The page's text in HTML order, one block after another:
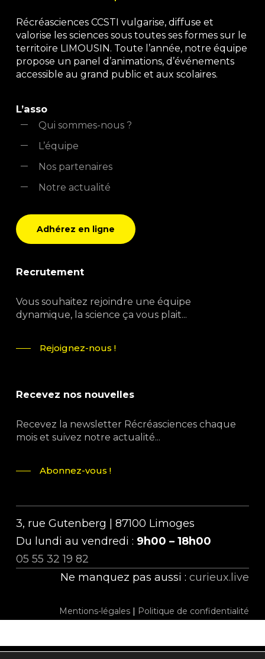
Récréasciences CCSTI vulgarise, diffuse et
valorise les sciences sous toutes ses formes sur le
territoire LIMOUSIN. Toute l’année, notre équipe
propose un panel d’animations, d’événements
accessible au grand public et aux scolaires.
L’asso
Qui sommes-nous ?
L’équipe
Nos partenaires
Notre actualité
Adhérez en ligne
Recrutement
Vous souhaitez rejoindre une équipe
dynamique, la science ça vous plait...
Rejoignez-nous !
Recevez nos nouvelles
Recevez la newsletter Récréasciences chaque
mois et suivez notre actualité...
Abonnez-vous !
3, rue Gutenberg | 87100 Limoges
Du lundi au vendredi : 9h00 – 18h00
05 55 32 19 82
Ne manquez pas aussi :curieux.live
Mentions-légales | Politique de confidentialité